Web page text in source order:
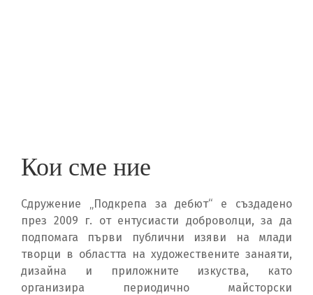
Кои сме ние
Сдружение „Подкрепа за дебют“ е създадено
през 2009 г. от ентусиасти доброволци, за да
подпомага първи публични изяви на млади
творци в областта на художествените занаяти,
дизайна и приложните изкуства, като
организира периодично майсторски